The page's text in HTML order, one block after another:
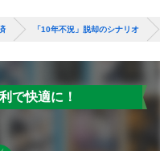
「10年不況」脱却のシナリオ
で快適に！